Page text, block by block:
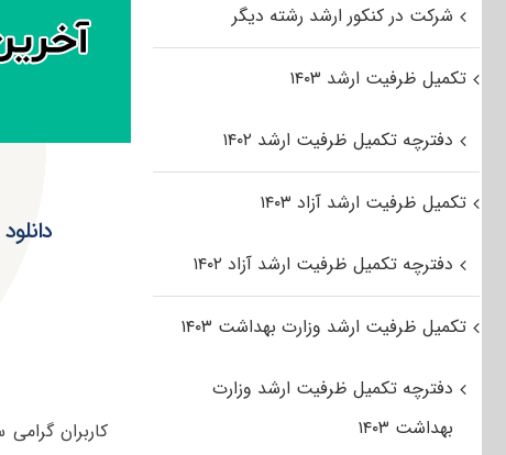
دانلود
کاربران
شرکت در کنکور ارشد رشته دیگر
تکمیل ظرفیت ارشد ۱۴۰۳
دفترچه تکمیل ظرفیت ارشد ۱۴۰۲
تکمیل ظرفیت ارشد آزاد ۱۴۰۳
دفترچه تکمیل ظرفیت ارشد آزاد ۱۴۰۲
تکمیل ظرفیت ارشد وزارت بهداشت ۱۴۰۳
دفترچه تکمیل ظرفیت ارشد وزارت
بهداشت ۱۴۰۳